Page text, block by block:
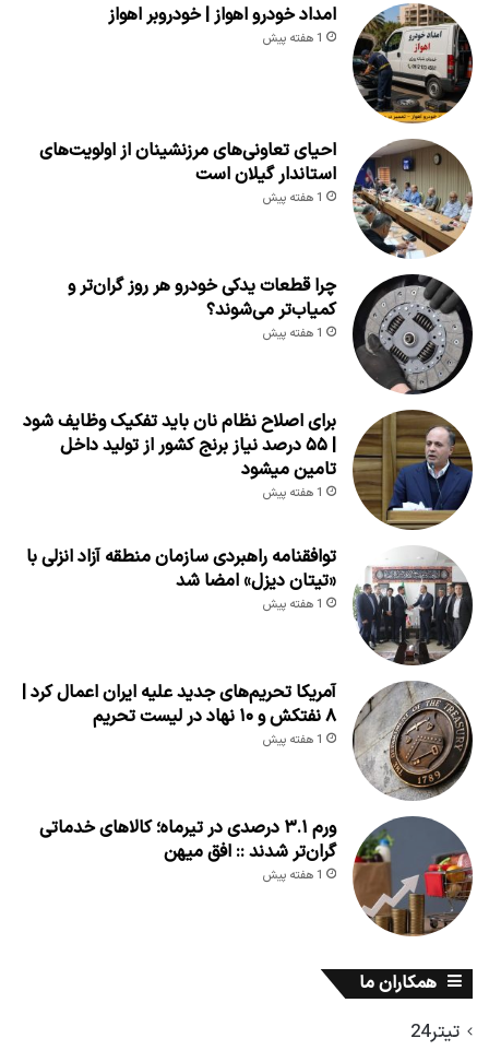
امداد خودرو اهواز | خودروبر اهواز
1 هفته پیش
احیای تعاونی‌های مرزنشینان از اولویت‌های
استاندار گیلان است
1 هفته پیش
چرا قطعات یدکی خودرو هر روز گران‌تر و
کمیاب‌تر می‌شوند؟
1 هفته پیش
برای اصلاح نظام نان باید تفکیک وظایف شود
| ۵۵ درصد نیاز برنج کشور از تولید داخل
تامین میشود
1 هفته پیش
توافقنامه راهبردی سازمان منطقه آزاد انزلی با
«تیتان دیزل» امضا شد
1 هفته پیش
آمریکا تحریم‌های جدید علیه ایران اعمال کرد |
۸ نفتکش و ۱۰ نهاد در لیست تحریم
1 هفته پیش
ورم ۳.۱ درصدی در تیرماه؛ کالاهای خدماتی
گران‌تر شدند :: افق میهن
1 هفته پیش
همکاران ما
تیتر24